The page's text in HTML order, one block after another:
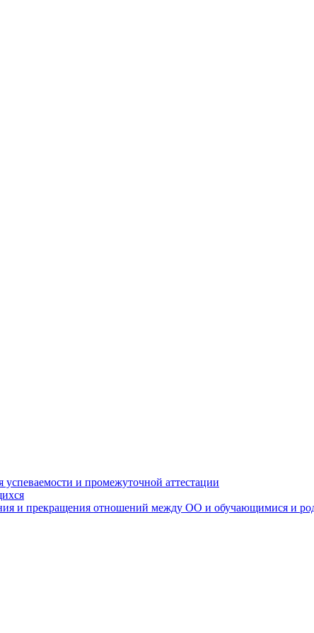
и промежуточной аттестации
и прекращения отношений между ОО и обучающимися и